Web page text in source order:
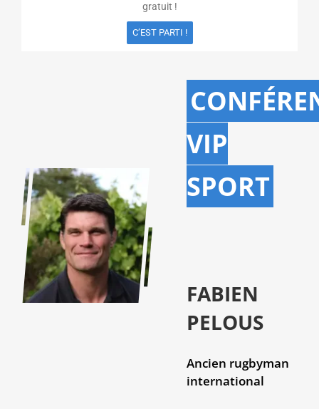
VIP
SPORT
FABIEN
PELOUS
Ancien rugbyman
international
gratuit !
C’EST PARTI !